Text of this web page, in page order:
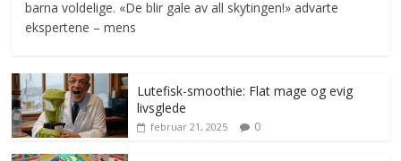
barna voldelige. «De blir gale av all skytingen!» advarte
ekspertene – mens
Lutefisk-smoothie: Flat mage og evig
livsglede
februar 21, 2025 0